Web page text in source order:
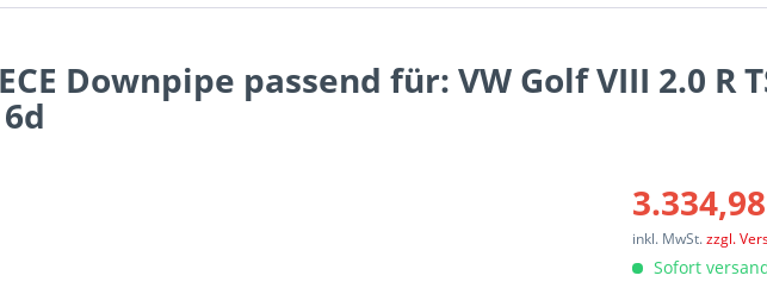
Downpipe passend für: VW Golf VIII 2.0 R
inkl. MwSt.zzgl.
Sofort